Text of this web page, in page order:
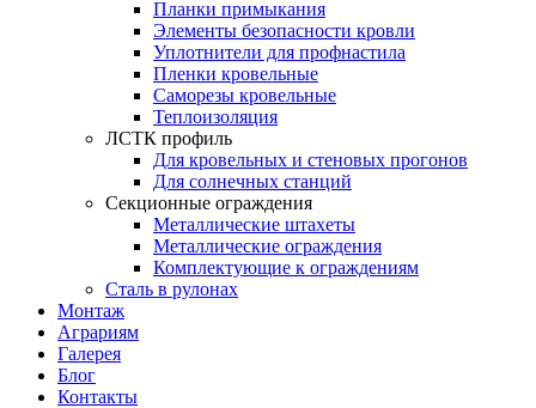
Планки примыкания
Элементы безопасности кровли
Уплотнители для профнастила
Пленки кровельные
Саморезы кровельные
Теплоизоляция
ЛСТК профиль
Для кровельных и стеновых прогонов
Для солнечных станций
Секционные ограждения
Металлические штахеты
Металлические ограждения
Комплектующие к ограждениям
Сталь в рулонах
Монтаж
Аграриям
Галерея
Блог
Контакты